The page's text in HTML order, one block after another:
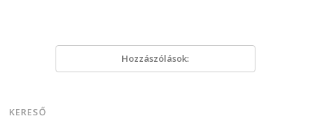
Hozzászólások:
KERESŐ